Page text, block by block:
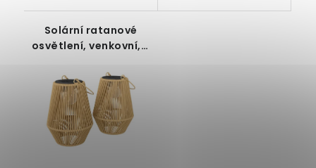
Solární ratanové
osvětlení, venkovní, 2